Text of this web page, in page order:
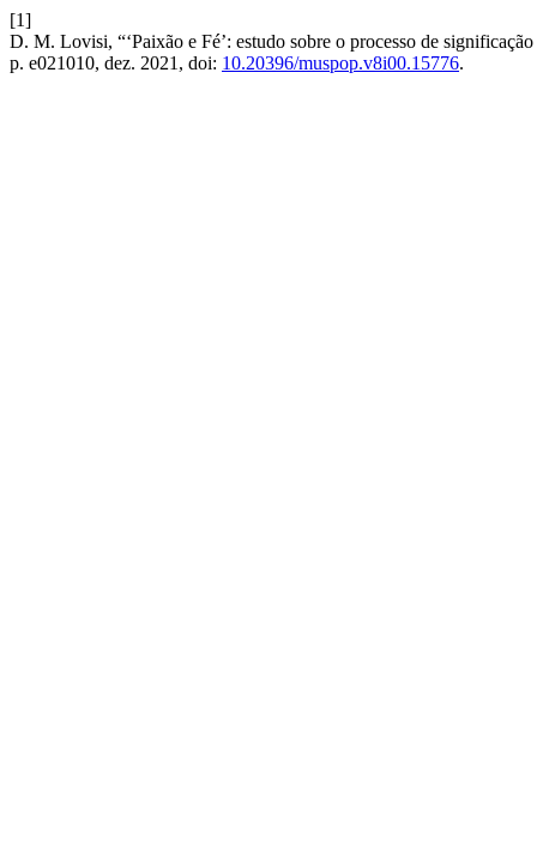
[1]
D. M. Lovisi, “‘Paixão e Fé’: estudo sobre o processo de
p. e021010, dez. 2021, doi: 10.20396/muspop.v8i00.15776.